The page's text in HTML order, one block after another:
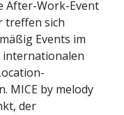
After-Work-Event
treffen sich
Events im
internationalen
MICE by melody
der